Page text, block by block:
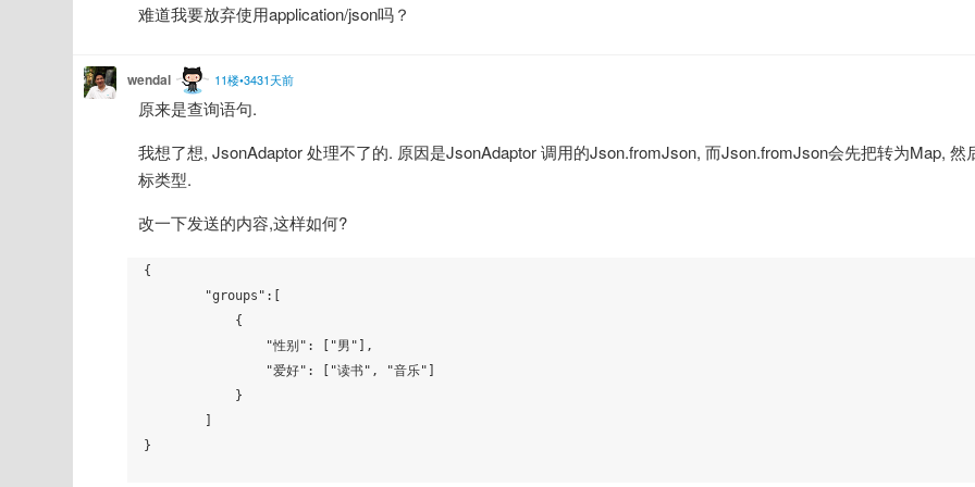
难道我要放弃使用application/json吗？
wendal 11楼•3431天前
原来是查询语句.
我想了想, JsonAdaptor 处理不了的. 原因是JsonAdaptor 调用的Json.fromJson, 而Json.fromJson会先把转为Map, 然
标类型.
改一下发送的内容,这样如何?
{
}